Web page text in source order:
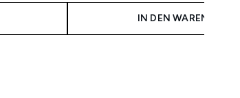
IN DEN WARENKORB